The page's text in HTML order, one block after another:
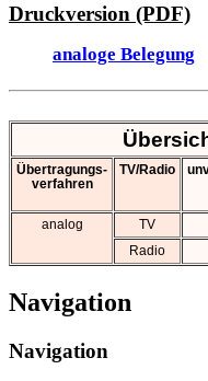
Druckversion (PDF)
analoge Belegung
Übertragungs-
verfahren
TV/Radio
analog
TV
Radio
Navigation
Navigation